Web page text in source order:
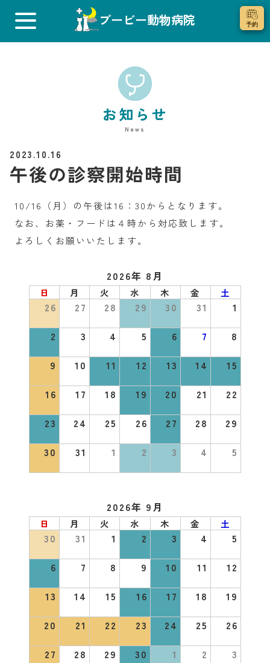
ブービー動物病院
お知らせ
News
2023.10.16
午後の診察開始時間
10/16（月）の午後は16：30からとなります。
なお、お薬・フードは４時から対応致します。
よろしくお願いいたします。
2026年 8月
日 月 火 水 木 金 土
26 27 28 29 30 31
1
2
3 4 5 6 7
8
9
10 11 12 13 14
15
16
17 18 19 20 21
22
23
24 25 26 27 28
29
30
31 1 2 3 4 5
2026年 9月
日 月 火 水 木 金 土
30 31 1 2 3 4
5
6
7 8 9 10 11
12
13
14 15 16 17 18
19
20
21 22 23 24 25
26
27
28 29 30 1 2 3